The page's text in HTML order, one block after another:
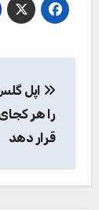
نوشته
اپل
را هر
قرار دهد